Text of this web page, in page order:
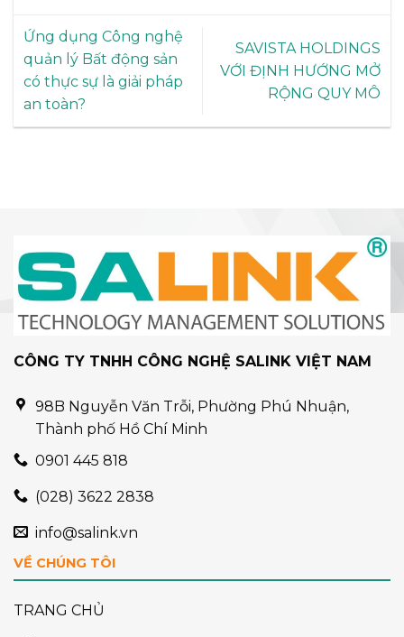
Ứng dụng Công nghệ
quản lý Bất động sản
có thực sự là giải pháp
an toàn?
SAVISTA HOLDINGS
VỚI ĐỊNH HƯỚNG MỞ
RỘNG QUY MÔ
CÔNG TY TNHH CÔNG NGHỆ SALINK VIỆT NAM
98B Nguyễn Văn Trỗi, Phường Phú Nhuận,
Thành phố Hồ Chí Minh
0901 445 818
(028) 3622 2838
info@salink.vn
VỀ CHÚNG TÔI
TRANG CHỦ